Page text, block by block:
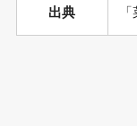
出典